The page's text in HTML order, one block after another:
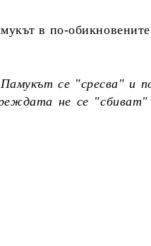
в по-
се "сресва" и
не се